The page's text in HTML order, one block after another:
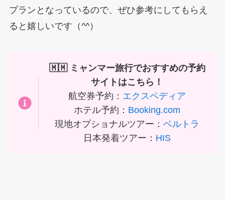
プランとなっているので、ぜひ参考にしてもらえ
ると嬉しいです（^^）
🇲🇲 ミャンマー旅行でおすすめの予約
サイトはこちら！
航空券予約： エクスペディア
ホテル予約： Booking.com
現地オプショナルツアー：ベルトラ
日本発着ツアー： HIS